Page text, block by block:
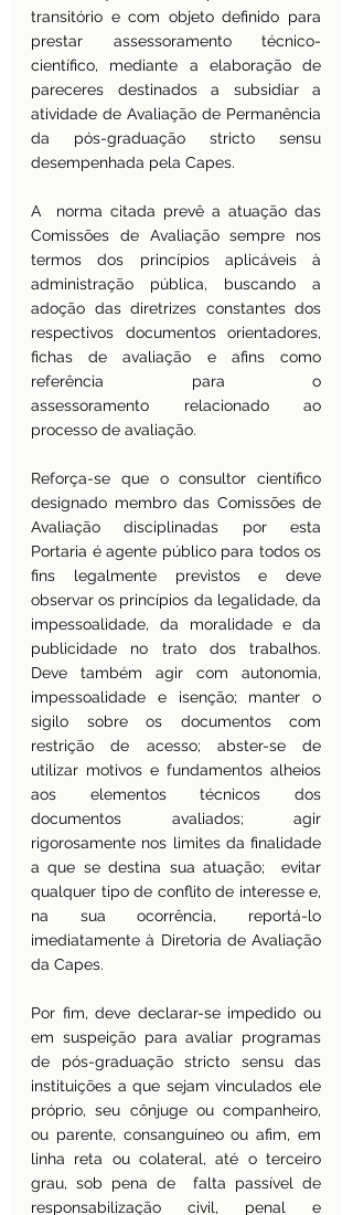
transitório e com objeto definido para
prestar assessoramento técnico-
científico, mediante a elaboração de
pareceres destinados a subsidiar a
atividade de Avaliação de Permanência
da pós-graduação stricto sensu
desempenhada pela Capes.
A  norma citada prevê a atuação das
Comissões de Avaliação sempre nos
termos dos princípios aplicáveis à
administração pública, buscando a
adoção das diretrizes constantes dos
respectivos documentos orientadores,
fichas de avaliação e afins como
referência para o
assessoramento relacionado ao
processo de avaliação.
Reforça-se que o consultor científico
designado membro das Comissões de
Avaliação disciplinadas por esta
Portaria é agente público para todos os
fins legalmente previstos e deve
observar os princípios da legalidade, da
impessoalidade, da moralidade e da
publicidade no trato dos trabalhos.
Deve também agir com autonomia,
impessoalidade e isenção; manter o
sigilo sobre os documentos com
restrição de acesso; abster-se de
utilizar motivos e fundamentos alheios
aos elementos técnicos dos
documentos avaliados; agir
rigorosamente nos limites da finalidade
a que se destina sua atuação;  evitar
qualquer tipo de conflito de interesse e,
na sua ocorrência, reportá-lo
imediatamente à Diretoria de Avaliação
da Capes.
Por fim, deve declarar-se impedido ou
em suspeição para avaliar programas
de pós-graduação stricto sensu das
instituições a que sejam vinculados ele
próprio, seu cônjuge ou companheiro,
ou parente, consanguíneo ou afim, em
linha reta ou colateral, até o terceiro
grau, sob pena de  falta passível de
responsabilização civil, penal e